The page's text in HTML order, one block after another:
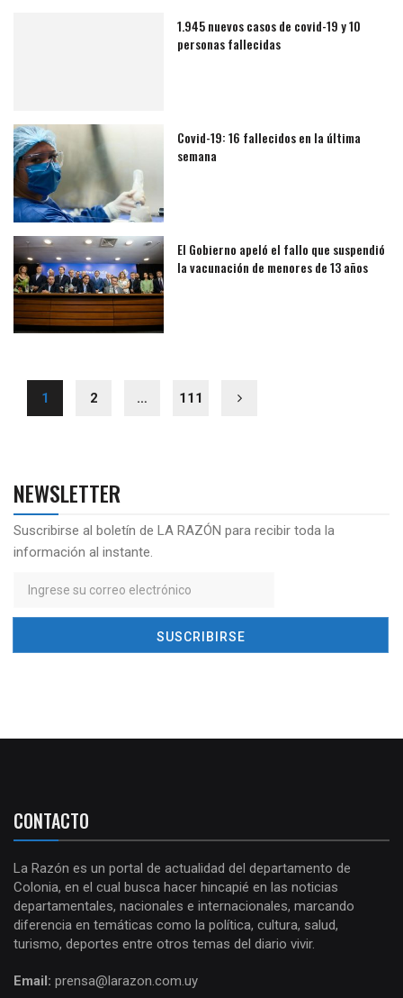
1.945 nuevos casos de covid-19 y 10
personas fallecidas
Covid-19: 16 fallecidos en la última
semana
El Gobierno apeló el fallo que suspendió
la vacunación de menores de 13 años
1 2 … 111
NEWSLETTER
Suscribirse al boletín de LA RAZÓN para recibir toda la
información al instante.
CONTACTO
La Razón es un portal de actualidad del departamento de
Colonia, en el cual busca hacer hincapié en las noticias
departamentales, nacionales e internacionales, marcando
diferencia en temáticas como la política, cultura, salud,
turismo, deportes entre otros temas del diario vivir.
Email: prensa@larazon.com.uy